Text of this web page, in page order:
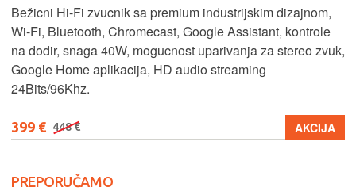
Bežicni Hi-Fi zvucnik sa premium industrijskim dizajnom,
Wi-Fi, Bluetooth, Chromecast, Google Assistant, kontrole
na dodir, snaga 40W, mogucnost uparivanja za stereo zvuk,
Google Home aplikacija, HD audio streaming
24Bits/96Khz.
399 € 448 € AKCIJA
PREPORUČAMO